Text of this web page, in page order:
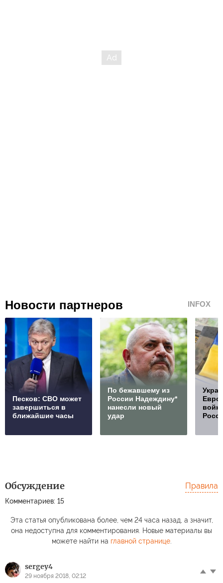
Новости партнеров INFOX
Песков: СВО может
завершиться в
ближайшие часы
По бежавшему из
России Надеждину*
нанесли новый
удар
Обсуждение
Комментариев: 15
Правила
Эта статья опубликована более, чем 24 часа назад, а значит,
она недоступна для комментирования. Новые материалы вы
можете найти на главной странице.
sergey4
29 ноября 2018, 02:12